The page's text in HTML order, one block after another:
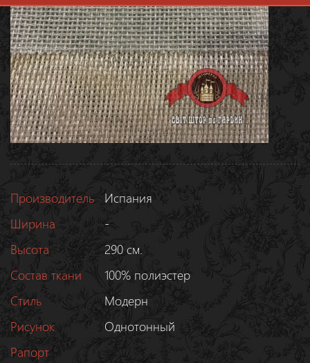
Производитель
Испания
Ширина
-
Высота
290 см.
Состав ткани
100% полиэстер
Стиль
Модерн
Рисунок
Однотонный
Рапорт